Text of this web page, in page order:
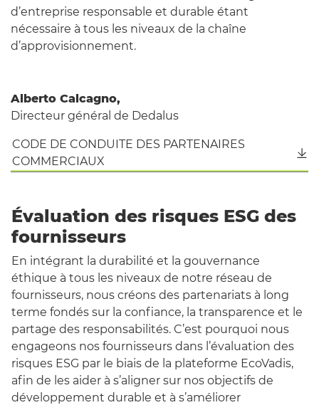
d’entreprise responsable et durable étant
nécessaire à tous les niveaux de la chaîne
d’approvisionnement.
Alberto Calcagno,
Directeur général de Dedalus
CODE DE CONDUITE DES PARTENAIRES
COMMERCIAUX
Évaluation des risques ESG des
fournisseurs
En intégrant la durabilité et la gouvernance
éthique à tous les niveaux de notre réseau de
fournisseurs, nous créons des partenariats à long
terme fondés sur la confiance, la transparence et le
partage des responsabilités. C’est pourquoi nous
engageons nos fournisseurs dans l’évaluation des
risques ESG par le biais de la plateforme EcoVadis,
afin de les aider à s’aligner sur nos objectifs de
développement durable et à s’améliorer